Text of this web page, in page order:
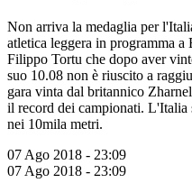
Non arriva la medaglia per
atletica leggera in programma
Filippo Tortu che dopo aver
suo 10.08 non è riuscito a
gara vinta dal britannico
il record dei campionati.
nei 10mila metri.
07 Ago 2018 - 23:09
07 Ago 2018 - 23:09